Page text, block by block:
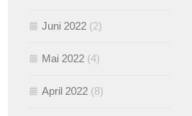
Juni 2022 (2)
Mai 2022 (4)
April 2022 (8)